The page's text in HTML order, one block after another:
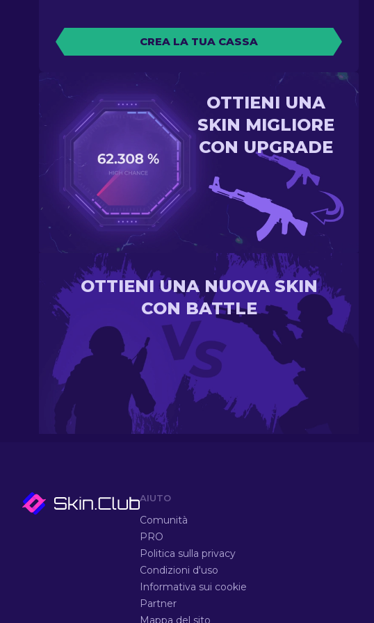
CREA LA TUA CASSA
OTTIENI UNA
SKIN MIGLIORE
CON UPGRADE
OTTIENI UNA NUOVA SKIN
CON BATTLE
AIUTO
Comunità
PRO
Politica sulla privacy
Condizioni d'uso
Informativa sui cookie
Partner
Mappa del sito